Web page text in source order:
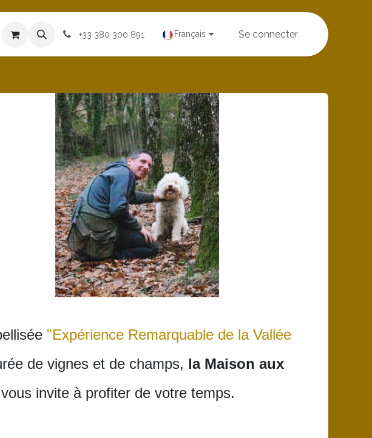
Blog +33 380 300 891 Français Se connecter
"Expérience Remarquable de la Vallée
de vignes et de champs, la Maison aux
invite à profiter de votre temps.